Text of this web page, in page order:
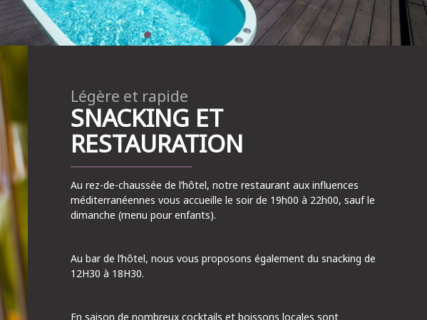
Légère et rapide
SNACKING ET
RESTAURATION
Au rez-de-chaussée de l’hôtel, notre restaurant aux influences
méditerranéennes vous accueille le soir de 19h00 à 22h00, sauf le
dimanche (menu pour enfants).
Au bar de l’hôtel, nous vous proposons également du snacking de
12H30 à 18H30.
En saison de nombreux cocktails et boissons locales sont